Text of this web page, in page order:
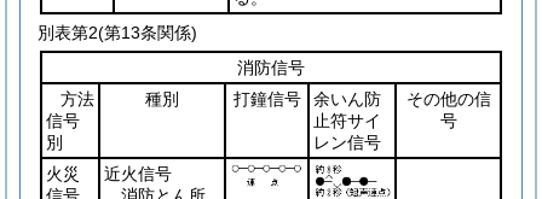
別表第2(第13条関係)
消防信号
方法
信号
別
種別 打鐘信号
余いん防
止符サイ
レン信号
その他の信
号
火災
近火信号